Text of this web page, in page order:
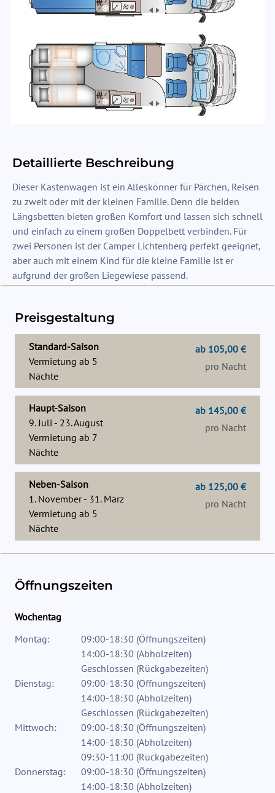
Detaillierte Beschreibung
Dieser Kastenwagen ist ein Alleskönner für Pärchen, Reisen
zu zweit oder mit der kleinen Familie. Denn die beiden
Längsbetten bieten großen Komfort und lassen sich schnell
und einfach zu einem großen Doppelbett verbinden. Für
zwei Personen ist der Camper Lichtenberg perfekt geeignet,
aber auch mit einem Kind für die kleine Familie ist er
aufgrund der großen Liegewiese passend.
Preisgestaltung
Standard-Saison
Vermietung ab 5
Nächte
ab 105,00 €
pro Nacht
Haupt-Saison
9. Juli - 23. August
Vermietung ab 7
Nächte
ab 145,00 €
pro Nacht
Neben-Saison
1. November - 31. März
Vermietung ab 5
Nächte
ab 125,00 €
pro Nacht
Öffnungszeiten
Wochentag
Montag:
09:00-18:30 (Öffnungszeiten)
14:00-18:30 (Abholzeiten)
Geschlossen (Rückgabezeiten)
Dienstag:
09:00-18:30 (Öffnungszeiten)
14:00-18:30 (Abholzeiten)
Geschlossen (Rückgabezeiten)
Mittwoch:
09:00-18:30 (Öffnungszeiten)
14:00-18:30 (Abholzeiten)
09:30-11:00 (Rückgabezeiten)
Donnerstag:
09:00-18:30 (Öffnungszeiten)
14:00-18:30 (Abholzeiten)